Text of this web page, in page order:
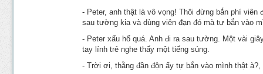
- Peter, anh thật là vô vọng! Thôi đừng bắn phí viên
sau tường kia và dùng viên đạn đó mà tự bắn vào
- Peter xấu hổ quá. Anh đi ra sau tường. Một vài
tay lính trẻ nghe thấy một tiếng súng.
- Trời ơi, thằng đần độn ấy tự bắn vào mình thật